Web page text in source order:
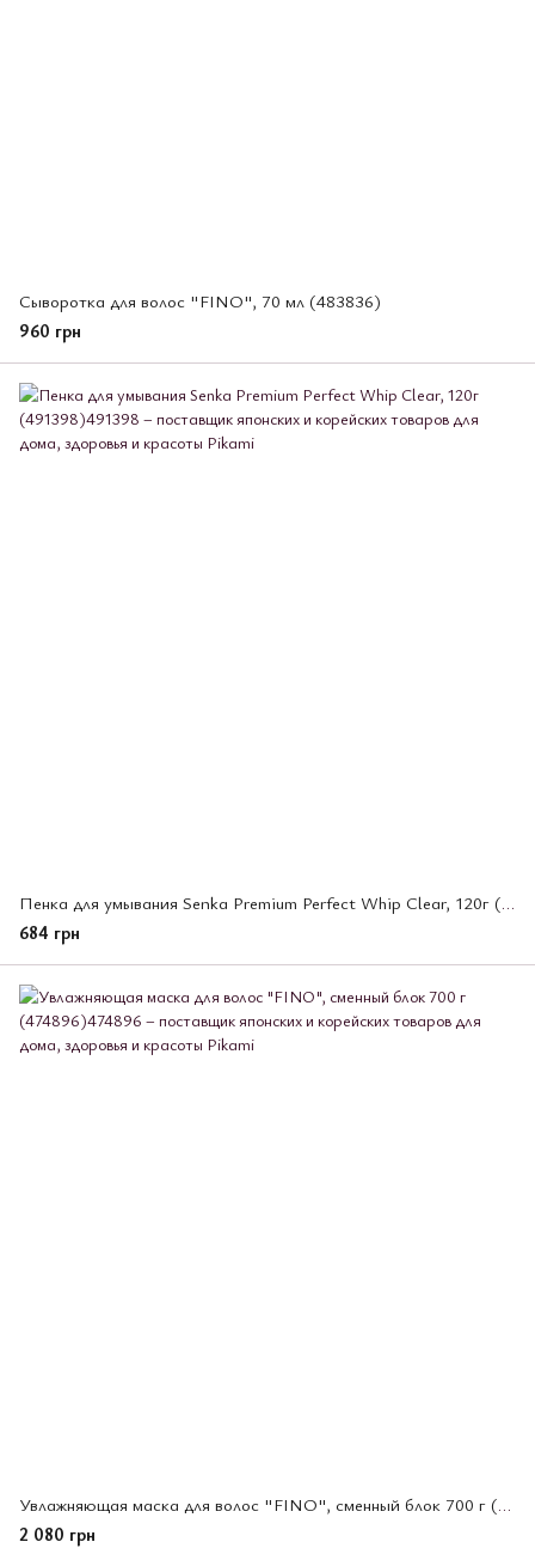
Сыворотка для волос "FINO", 70 мл (483836)
960 грн
Пенка для умывания Senka Premium Perfect Whip Clear, 120г (491398)
684 грн
Увлажняющая маска для волос "FINO", сменный блок 700 г (474896)
2 080 грн